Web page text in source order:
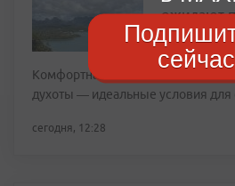
ожидают
Комфортная температура,
духоты — идеальные условия для
сегодня, 12:28